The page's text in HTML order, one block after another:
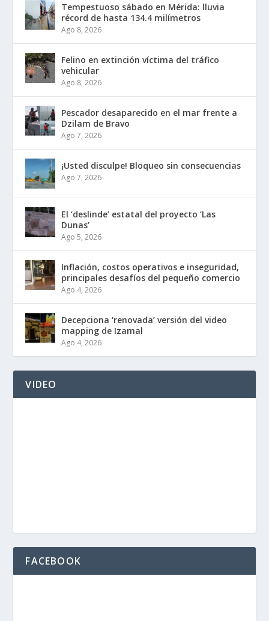
Tempestuoso sábado en Mérida: lluvia
récord de hasta 134.4 milímetros
Ago 8, 2026
Felino en extinción víctima del tráfico
vehicular
Ago 8, 2026
Pescador desaparecido en el mar frente a
Dzilam de Bravo
Ago 7, 2026
¡Usted disculpe! Bloqueo sin consecuencias
Ago 7, 2026
El ‘deslinde’ estatal del proyecto ‘Las
Dunas’
Ago 5, 2026
Inflación, costos operativos e inseguridad,
principales desafíos del pequeño comercio
Ago 4, 2026
Decepciona ‘renovada’ versión del video
mapping de Izamal
Ago 4, 2026
VIDEO
FACEBOOK